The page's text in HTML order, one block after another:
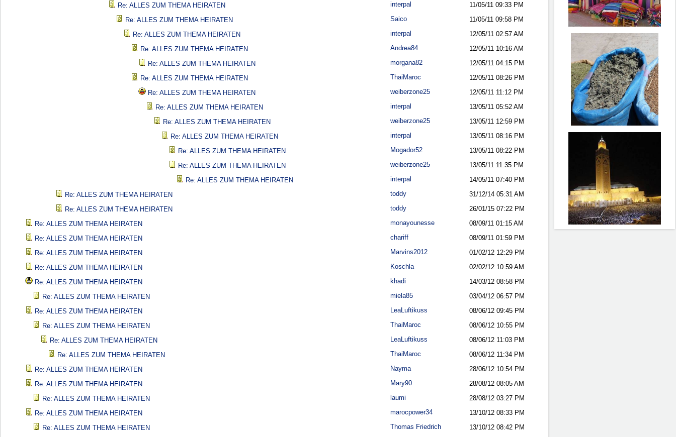
Re: ALLES ZUM THEMA HEIRATEN
interpal 11/05/11 09:33 PM
Re: ALLES ZUM THEMA HEIRATEN
Saico 11/05/11 09:58 PM
Re: ALLES ZUM THEMA HEIRATEN
interpal 12/05/11 02:57 AM
Re: ALLES ZUM THEMA HEIRATEN
Andrea84 12/05/11 10:16 AM
Re: ALLES ZUM THEMA HEIRATEN
morgana82 12/05/11 04:15 PM
Re: ALLES ZUM THEMA HEIRATEN
ThaiMaroc 12/05/11 08:26 PM
Re: ALLES ZUM THEMA HEIRATEN
weiberzone25 12/05/11 11:12 PM
Re: ALLES ZUM THEMA HEIRATEN
interpal 13/05/11 05:52 AM
Re: ALLES ZUM THEMA HEIRATEN
weiberzone25 13/05/11 12:59 PM
Re: ALLES ZUM THEMA HEIRATEN
interpal 13/05/11 08:16 PM
Re: ALLES ZUM THEMA HEIRATEN
Mogador52 13/05/11 08:22 PM
Re: ALLES ZUM THEMA HEIRATEN
weiberzone25 13/05/11 11:35 PM
Re: ALLES ZUM THEMA HEIRATEN
interpal 14/05/11 07:40 PM
Re: ALLES ZUM THEMA HEIRATEN
toddy 31/12/14 05:31 AM
Re: ALLES ZUM THEMA HEIRATEN
toddy 26/01/15 07:22 PM
Re: ALLES ZUM THEMA HEIRATEN
monayounesse 08/09/11 01:15 AM
Re: ALLES ZUM THEMA HEIRATEN
chariff 08/09/11 01:59 PM
Re: ALLES ZUM THEMA HEIRATEN
Marvins2012 01/02/12 12:29 PM
Re: ALLES ZUM THEMA HEIRATEN
Koschla 02/02/12 10:59 AM
Re: ALLES ZUM THEMA HEIRATEN
khadi 14/03/12 08:58 PM
Re: ALLES ZUM THEMA HEIRATEN
miela85 03/04/12 06:57 PM
Re: ALLES ZUM THEMA HEIRATEN
LeaLuftikuss 08/06/12 09:45 PM
Re: ALLES ZUM THEMA HEIRATEN
ThaiMaroc 08/06/12 10:55 PM
Re: ALLES ZUM THEMA HEIRATEN
LeaLuftikuss 08/06/12 11:03 PM
Re: ALLES ZUM THEMA HEIRATEN
ThaiMaroc 08/06/12 11:34 PM
Re: ALLES ZUM THEMA HEIRATEN
Nayma 28/06/12 10:54 PM
Re: ALLES ZUM THEMA HEIRATEN
Mary90 28/08/12 08:05 AM
Re: ALLES ZUM THEMA HEIRATEN
laumi 28/08/12 03:27 PM
Re: ALLES ZUM THEMA HEIRATEN
marocpower34 13/10/12 08:33 PM
Re: ALLES ZUM THEMA HEIRATEN
Thomas Friedrich 13/10/12 08:42 PM